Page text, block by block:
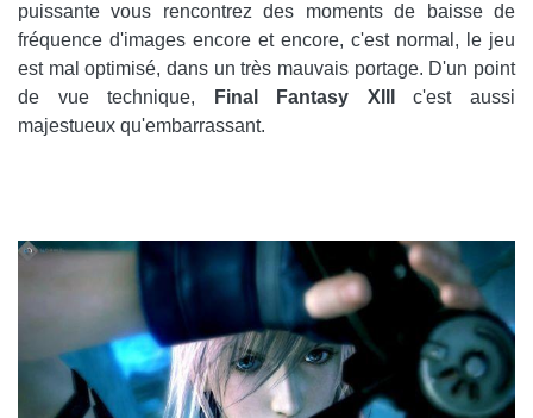
puissante vous rencontrez des moments de baisse de
fréquence d'images encore et encore, c'est normal, le jeu
est mal optimisé, dans un très mauvais portage. D'un point
de vue technique, Final Fantasy XIII
c'est aussi
majestueux qu'embarrassant.